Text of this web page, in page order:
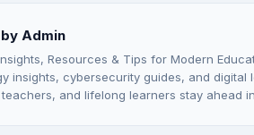
Admin
Resources & Tips for Modern
insights, cybersecurity guides, and
and lifelong learners stay ahead